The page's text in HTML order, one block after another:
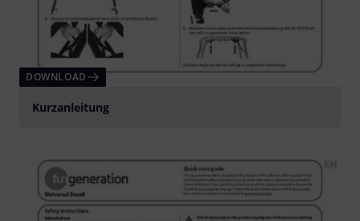
DOWNLOAD
Kurzanleitung